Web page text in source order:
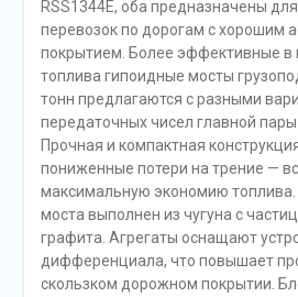
RSS1344E, оба предназначены
перевозок по дорогам с хорошим
покрытием. Более эффективные в
топлива гипоидные мосты
тонн предлагаются с разными
передаточных чисел главной
Прочная и компактная
пониженные потери на трение —
максимальную экономию топлива.
моста выполнен из чугуна с
графита. Агрегаты оснащают
дифференциала, что повышает
скользком дорожном покрытии.